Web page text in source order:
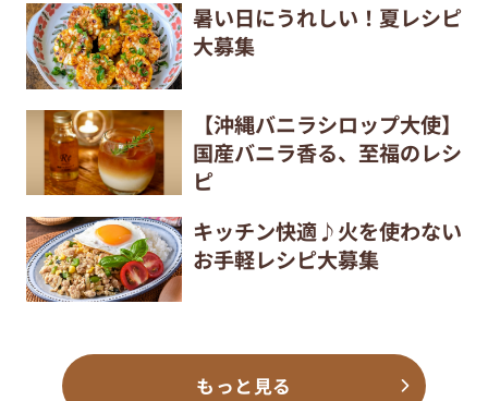
暑い日にうれしい！夏レシピ
大募集
【沖縄バニラシロップ大使】
国産バニラ香る、至福のレシ
ピ
キッチン快適♪火を使わない
お手軽レシピ大募集
もっと見る